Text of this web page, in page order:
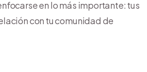
en lo más importante: tus
con tu comunidad de